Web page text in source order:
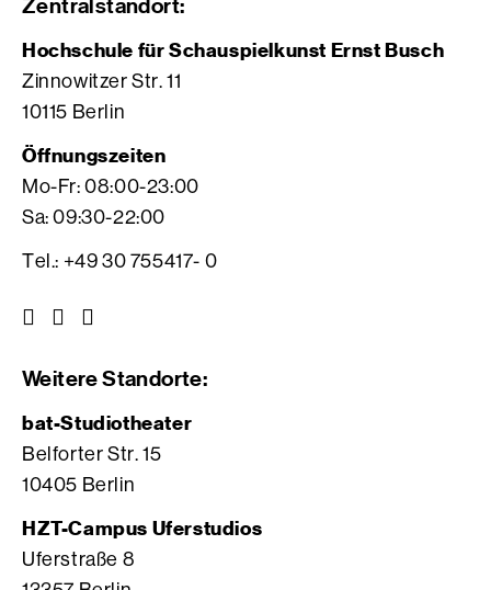
Hochschule für Schauspielkunst Ernst Busch
Zinnowitzer Str. 11
10115 Berlin
Öffnungszeiten
Mo-Fr: 08:00-23:00
Sa: 09:30-22:00
Tel.: +49 30 755417- 0
r
I
n
t
a
g
r
a
V
i
m
e
o
S
e
i
F
a
e
b
o
k
Weitere Standorte:
bat-Studiotheater
Belforter Str. 15
10405 Berlin
HZT-Campus Uferstudios
Uferstraße 8